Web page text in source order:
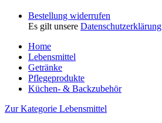
Bestellung widerrufen
Es gilt unsere Datenschutzerklärung
Home
Lebensmittel
Getränke
Pflegeprodukte
Küchen- & Backzubehör
Zur Kategorie Lebensmittel